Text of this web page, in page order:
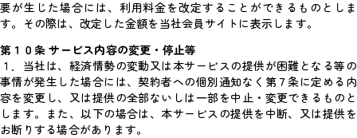
要が生じた場合には、利用料金を改定することができるものとしま
す。その際は、改定した金額を当社会員サイトに表示します。
第１０条 サービス内容の変更・停止等
１．当社は、経済情勢の変動又は本サービスの提供が困難となる等の
事情が発生した場合には、契約者への個別通知なく第７条に定める内
容を変更し、又は提供の全部ないしは一部を中止・変更できるものと
します。また、以下の場合は、本サービスの提供を中断、又は提供を
お断りする場合があります。